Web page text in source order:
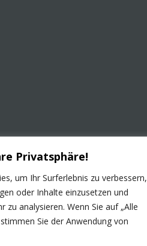
Privatsphäre!
um Ihr Surferlebnis zu verbessern,
oder Inhalte einzusetzen und
zu analysieren. Wenn Sie auf „Alle
Sie der Anwendung von